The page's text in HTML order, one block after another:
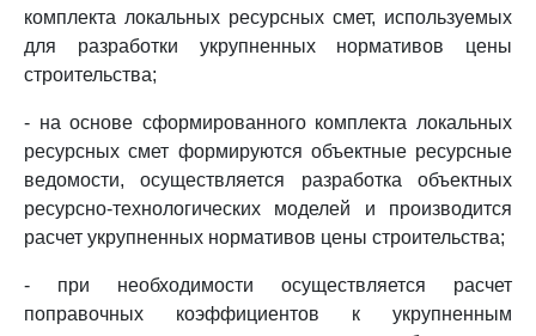
комплекта локальных ресурсных смет, используемых
для разработки укрупненных нормативов цены
строительства;
- на основе сформированного комплекта локальных
ресурсных смет формируются объектные ресурсные
ведомости, осуществляется разработка объектных
ресурсно-технологических моделей и производится
расчет укрупненных нормативов цены строительства;
- при необходимости осуществляется расчет
поправочных коэффициентов к укрупненным